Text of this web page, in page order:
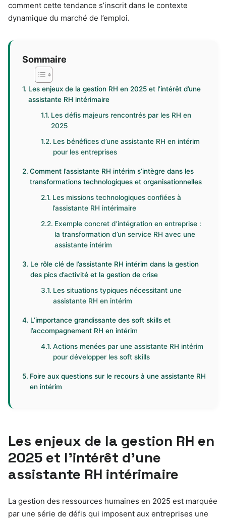
comment cette tendance s’inscrit dans le contexte
dynamique du marché de l’emploi.
Sommaire
Les enjeux de la gestion RH en 2025 et l’intérêt d’une
assistante RH intérimaire
Les défis majeurs rencontrés par les RH en
2025
Les bénéfices d’une assistante RH en intérim
pour les entreprises
Comment l’assistante RH intérim s’intègre dans les
transformations technologiques et organisationnelles
Les missions technologiques confiées à
l’assistante RH intérimaire
Exemple concret d’intégration en entreprise :
la transformation d’un service RH avec une
assistante intérim
Le rôle clé de l’assistante RH intérim dans la gestion
des pics d’activité et la gestion de crise
Les situations typiques nécessitant une
assistante RH en intérim
L’importance grandissante des soft skills et
l’accompagnement RH en intérim
Actions menées par une assistante RH intérim
pour développer les soft skills
Foire aux questions sur le recours à une assistante RH
en intérim
Les enjeux de la gestion RH en
2025 et l’intérêt d’une
assistante RH intérimaire
La gestion des ressources humaines en 2025 est marquée
par une série de défis qui imposent aux entreprises une